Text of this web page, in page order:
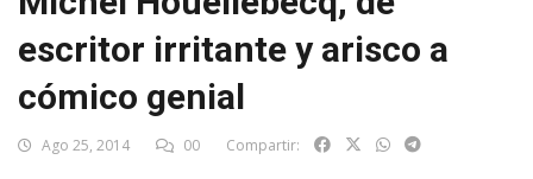
escritor irritante y arisco a
cómico genial
Ago 25, 2014 00 Compartir: